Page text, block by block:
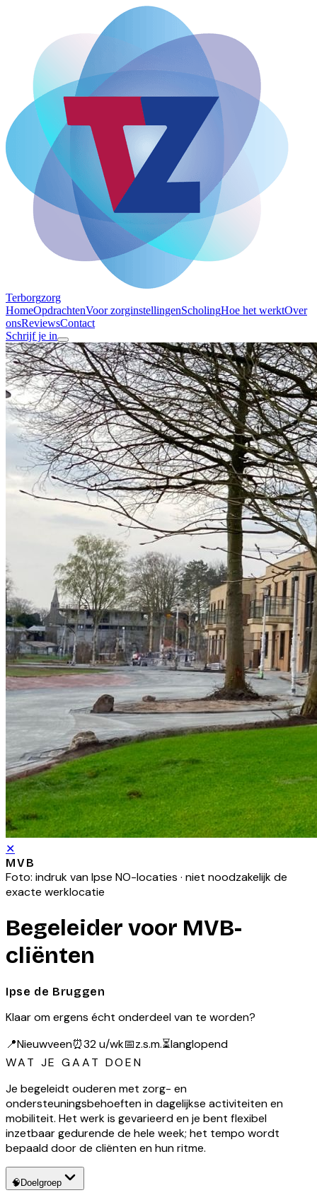
Terborgzorg
HomeOpdrachtenVoor zorginstellingenScholingHoe het werktOver
onsReviewsContact
Schrijf je in
✕
MVB
Foto: indruk vanIpse NO-locaties · niet noodzakelijk de
exacte werklocatie
Begeleider voor MVB-
cliënten
Ipse de Bruggen
Klaar om ergens écht onderdeel van te worden?
📍Nieuwveen⏰32 u/wk📅z.s.m.⏳langlopend
WAT JE GAAT DOEN
Je begeleidt ouderen met zorg- en
ondersteuningsbehoeften in dagelijkse activiteiten en
mobiliteit. Het werk is gevarieerd en je bent flexibel
inzetbaar gedurende de hele week; het tempo wordt
bepaald door de cliënten en hun ritme.
🧠 Doelgroep